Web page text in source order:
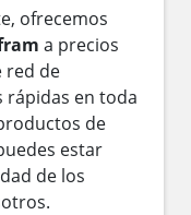
ofrecemos
a precios
red de
rápidas en toda
de
estar
de los